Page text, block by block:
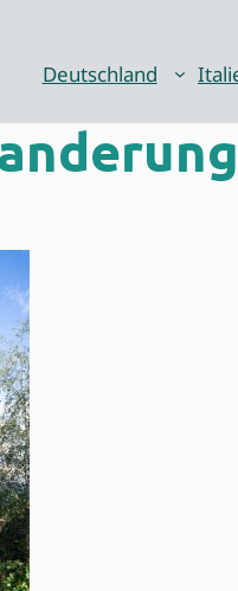
Deutschland